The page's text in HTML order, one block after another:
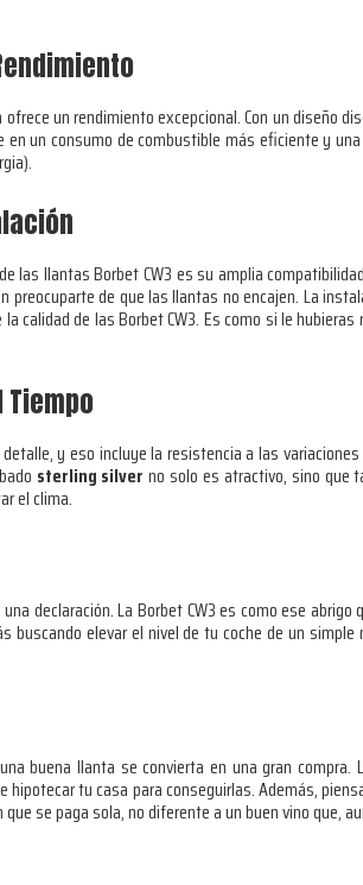
un rendimiento excepcional. Con un diseño
un consumo de combustible más eficiente y
las llantas Borbet CW3 es su amplia
de que las llantas no encajen. La
calidad de las Borbet CW3. Es como si le
y eso incluye la resistencia a las
sterling silver no solo es atractivo, sino que
el clima.
declaración. La Borbet CW3 es como ese
elevar el nivel de tu coche de un
buena llanta se convierta en una gran
tu casa para conseguirlas. Además,
se paga sola, no diferente a un buen vino que,